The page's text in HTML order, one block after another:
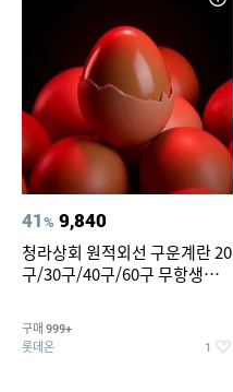
41% 9,840
청라상회 원적외선 구운계란 20
구/30구/40구/60구 무항생제
구매 999+
롯데온 1